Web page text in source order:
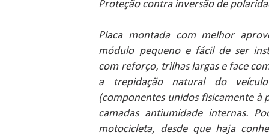
Proteção contra inversão de
Placa montada com melhor
módulo pequeno e fácil de ser
com reforço, trilhas largas e face
a trepidação natural do
(componentes unidos fisicamente à
camadas antiumidade internas.
motocicleta, desde que haja